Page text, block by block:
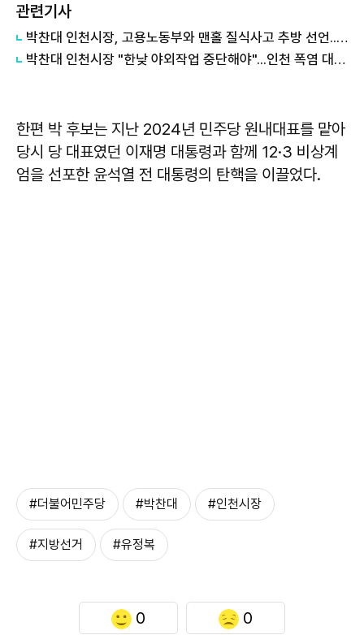
관련기사
박찬대 인천시장, 고용노동부와 맨홀 질식사고 추방 선언...사전 안전확인제 도입
박찬대 인천시장 "한낮 야외작업 중단해야"...인천 폭염 대응 최고 단계
한편 박 후보는 지난 2024년 민주당 원내대표를 맡아
당시 당 대표였던 이재명 대통령과 함께 12·3 비상계
엄을 선포한 윤석열 전 대통령의 탄핵을 이끌었다.
#더불어민주당 #박찬대 #인천시장
#지방선거 #유정복
0 0